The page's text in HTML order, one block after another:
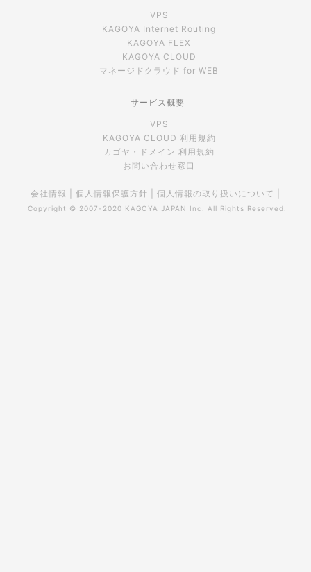
VPS
KAGOYA Internet Routing
KAGOYA FLEX
KAGOYA CLOUD
マネージドクラウド for WEB
サービス概要
VPS
KAGOYA CLOUD 利用規約
カゴヤ・ドメイン 利用規約
お問い合わせ窓口
会社情報 個人情報保護方針 個人情報の取り扱いについて
Copyright © 2007-2020 KAGOYA JAPAN Inc. All Rights Reserved.